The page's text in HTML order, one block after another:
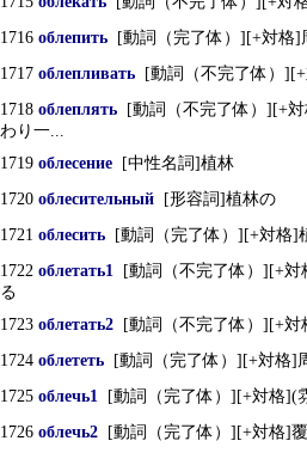
1716 облепить [動詞（完了体）][+対格]
1717 облепливать [動詞（不完了体）
1718 облеплять [動詞（不完了体）][+
わり一...
1719 облесение [中性名詞]植林
1720 облесительный [形容詞]植林の
1721 облесить [動詞（完了体）][+対格]
1722 облетать1 [動詞（不完了体）][+対
る
1723 облетать2 [動詞（不完了体）][+対
1724 облететь [動詞（完了体）][+対格]
1725 облечь1 [動詞（完了体）][+対格](
1726 облечь2 [動詞（完了体）][+対格]